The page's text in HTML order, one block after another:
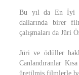
Bu yıl da En İyi
dallarında birer
çalışmaları da Jüri
Jüri ve ödüller
Canlandıranlar
üretilmiş filmlerle